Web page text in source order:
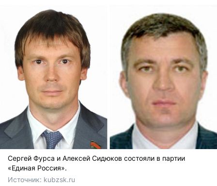
Сергей Фурса и Алексей Сидюков состояли в партии
«Единая Россия».
Источник: kubzsk.ru